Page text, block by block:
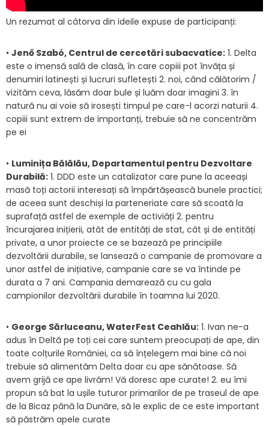
Un rezumat al câtorva din ideile expuse de participanți:
• Jenő Szabó, Centrul de cercetări subacvatice: 1. Delta
este o imensă sală de clasă, în care copiii pot învăța și
denumiri latinești și lucruri sufletești 2. noi, când călătorim /
vizităm ceva, lăsăm doar bule și luăm doar imagini 3. în
natură nu ai voie să irosești timpul pe care-l acorzi naturii 4.
copiii sunt extrem de importanți, trebuie să ne concentrăm
pe ei
• Luminița Bălălău, Departamentul pentru Dezvoltare
Durabilă: 1. DDD este un catalizator care pune la aceeași
masă toți actorii interesați să împărtășească bunele practici;
de aceea sunt deschiși la parteneriate care să scoată la
suprafață astfel de exemple de activiăți 2. pentru
încurajarea inițierii, atât de entități de stat, cât și de entități
private, a unor proiecte ce se bazează pe principiile
dezvoltării durabile, se lansează o campanie de promovare a
unor astfel de inițiative, campanie care se va întinde pe
durata a 7 ani. Campania demarează cu cu gala
campionilor dezvoltării durabile în toamna lui 2020.
• George Sărluceanu, WaterFest Ceahlău: 1. Ivan ne-a
adus în Deltă pe toți cei care suntem preocupați de ape, din
toate colțurile României, ca să înțelegem mai bine că noi
trebuie să alimentăm Delta doar cu ape sănătoase. Să
avem grijă ce ape livrăm! Vă doresc ape curate! 2. eu îmi
propun să bat la ușile tuturor primarilor de pe traseul de ape
de la Bicaz până la Dunăre, să le explic de ce este important
să păstrăm apele curate